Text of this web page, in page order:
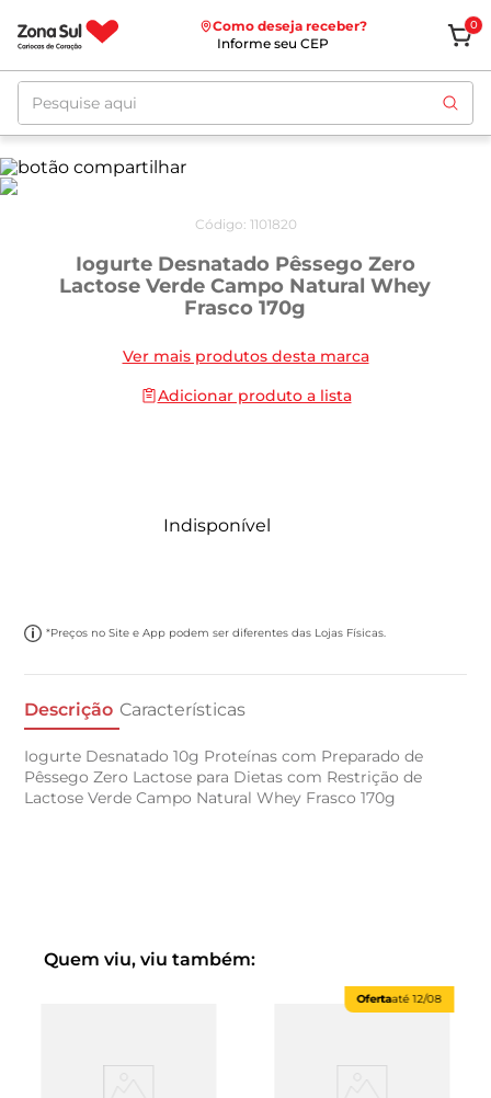
Como deseja receber?
Informe seu CEP
0
Pesquise aqui
Código: 1101820
Iogurte Desnatado Pêssego Zero
Lactose Verde Campo Natural Whey
Frasco 170g
Ver mais produtos desta marca
Adicionar produto a lista
Indisponível
*Preços no Site e App podem ser diferentes das Lojas Físicas.
Descrição Características
Iogurte Desnatado 10g Proteínas com Preparado de
Pêssego Zero Lactose para Dietas com Restrição de
Lactose Verde Campo Natural Whey Frasco 170g
Quem viu, viu também:
Ofertaaté12/08